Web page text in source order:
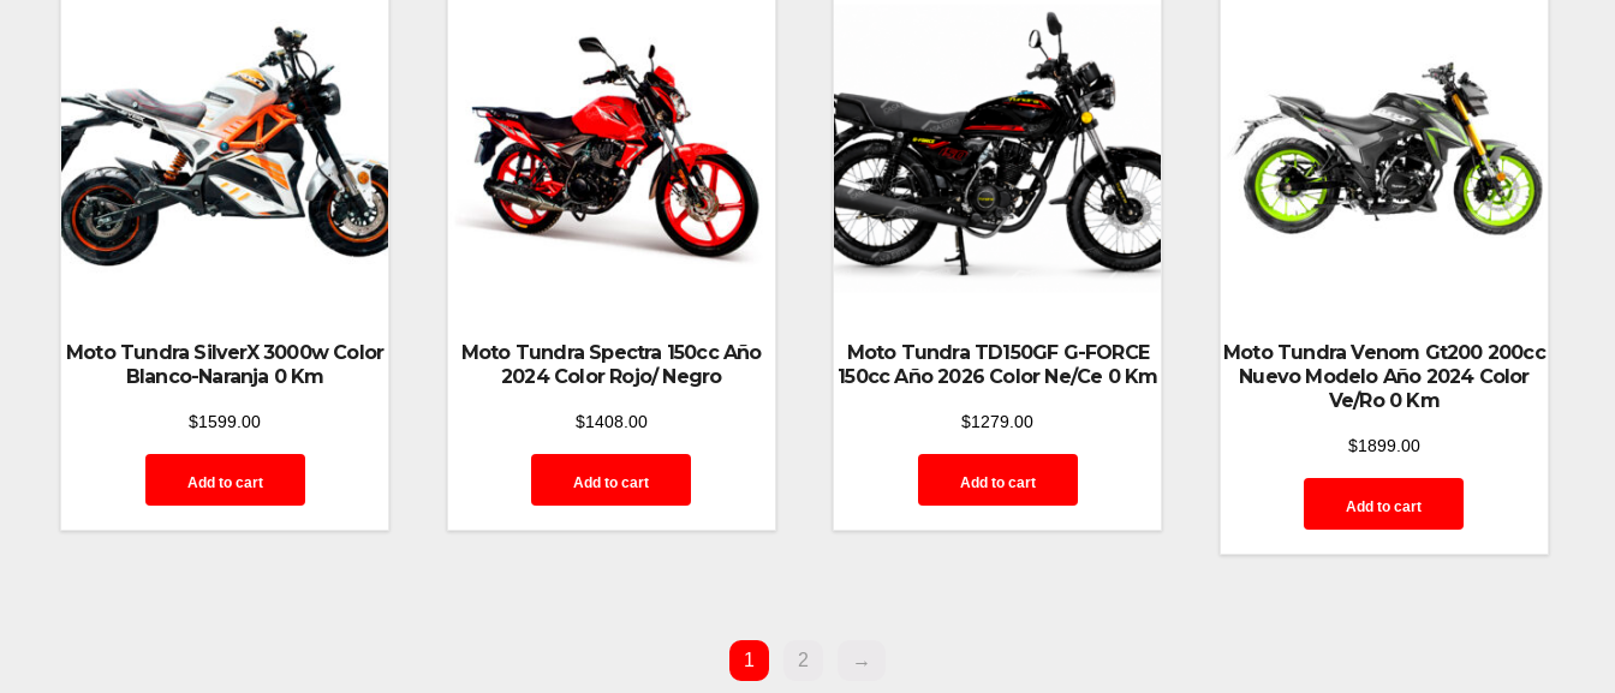
Moto Tundra SilverX 3000w Color
Blanco-Naranja 0 Km
$1599.00
Add to cart
Moto Tundra Spectra 150cc Año
2024 Color Rojo/ Negro
$1408.00
Add to cart
Moto Tundra TD150GF G-FORCE
150cc Año 2026 Color Ne/Ce 0 Km
$1279.00
Add to cart
Moto Tundra Venom Gt200 200cc
Nuevo Modelo Año 2024 Color
Ve/Ro 0 Km
$1899.00
Add to cart
1 2 →